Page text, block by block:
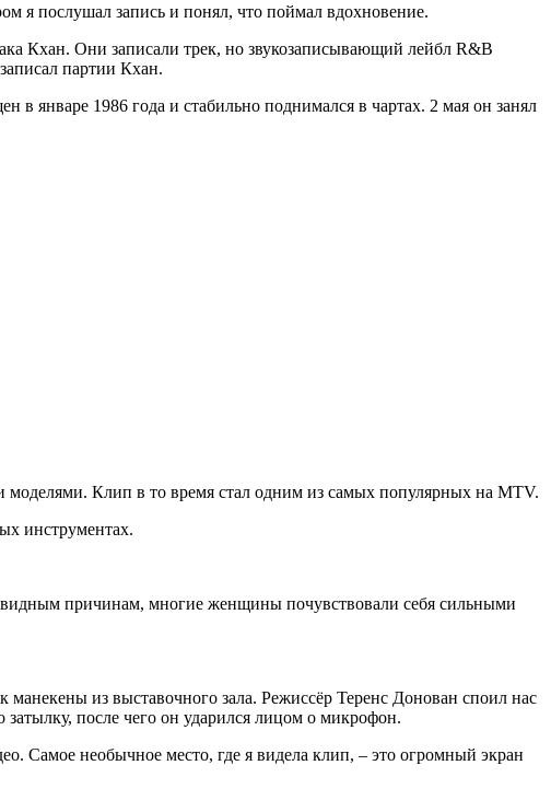
я послушал запись и понял, что поймал вдохновение.
Кхан. Они записали трек, но звукозаписывающий лейбл R&B
партии Кхан.
январе 1986 года и стабильно поднимался в чартах. 2 мая он занял
моделями. Клип в то время стал одним из самых популярных на MTV.
инструментах.
причинам, многие женщины почувствовали себя сильными
из выставочного зала. Режиссёр Теренс Донован споил нас
после чего он ударился лицом о микрофон.
Самое необычное место, где я видела клип, – это огромный экран